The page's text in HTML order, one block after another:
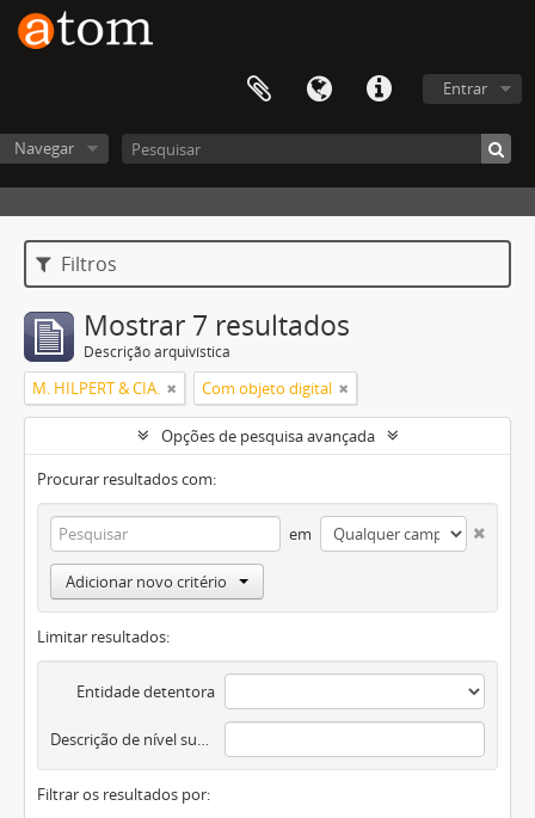
Entrar
Navegar
Filtros
Mostrar 7 resultados
Descrição arquivística
M. HILPERT & CIA. Com objeto digital
Opções de pesquisa avançada
Procurar resultados com:
em
Adicionar novo critério
Limitar resultados:
Entidade detentora
Descrição de nível superior
Filtrar os resultados por: